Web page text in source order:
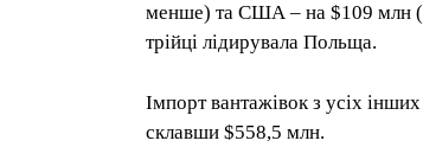
менше) та США – на $109 млн
трійці лідирувала Польща.
Імпорт вантажівок з усіх
склавши $558,5 млн.